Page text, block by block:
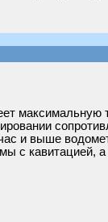
максимальную
и выше
с